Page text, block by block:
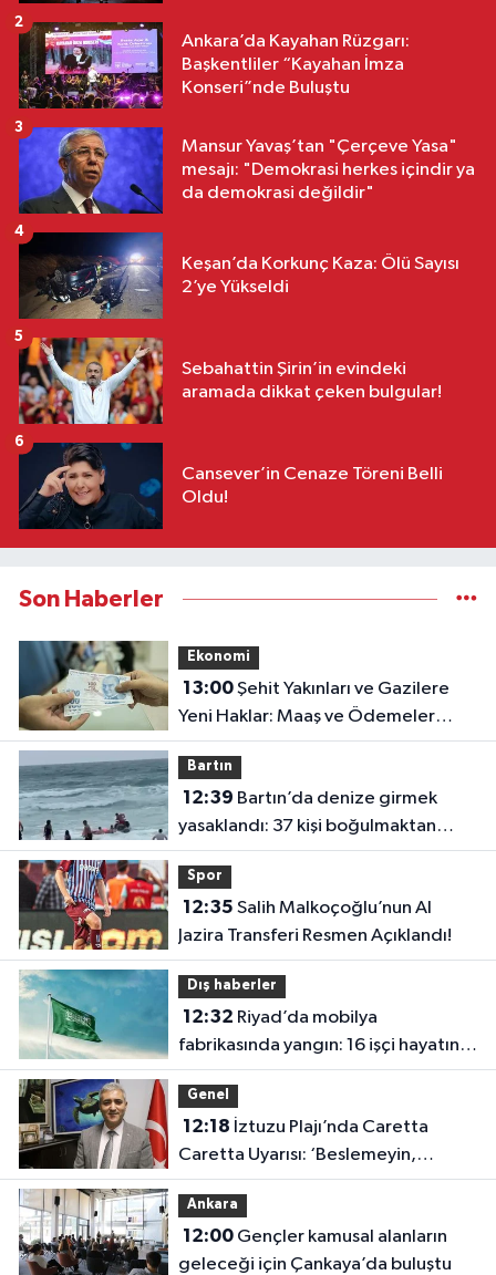
Ankara’da Kayahan Rüzgarı:
Başkentliler “Kayahan İmza
Konseri”nde Buluştu
2
Mansur Yavaş’tan "Çerçeve Yasa"
mesajı: "Demokrasi herkes içindir ya
da demokrasi değildir"
3
Keşan’da Korkunç Kaza: Ölü Sayısı
2’ye Yükseldi
4
Sebahattin Şirin’in evindeki
aramada dikkat çeken bulgular!
5
Cansever’in Cenaze Töreni Belli
Oldu!
6
Son Haberler
Ekonomi
13:00Şehit Yakınları ve Gazilere
Yeni Haklar: Maaş ve Ödemeler
Artırıldı
Bartın
12:39
yasaklandı: 37 kişi boğulmaktan
kurtarıldı
Spor
12:35
Jazira Transferi Resmen Açıklandı!
Dış haberler
12:32
fabrikasında yangın: 16 işçi hayatını
kaybetti
Genel
12:18
Caretta Uyarısı: ‘Beslemeyin,
Dokunmayın, Yaklaşmayın’
Ankara
12:00Gençler kamusal alanların
geleceği için Çankaya’da buluştu